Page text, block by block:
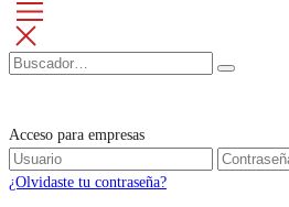
Acceso para empresas
¿Olvidaste tu contraseña?